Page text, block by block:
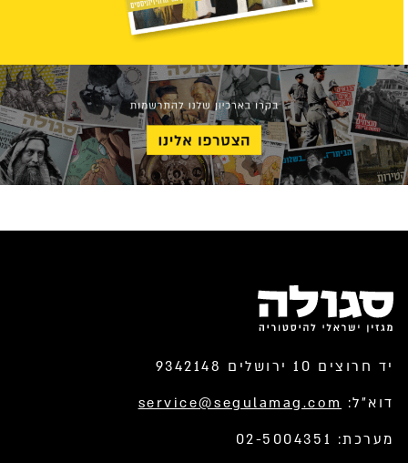
יד חרוצים 10 ירושלים 9342148
דוא”ל: service@segulamag.com
מערכת: 02-5004351